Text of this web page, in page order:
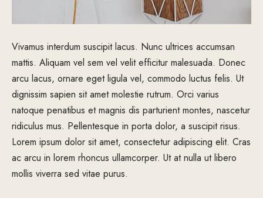
Vivamus interdum suscipit lacus. Nunc ultrices accumsan
mattis. Aliquam vel sem vel velit efficitur malesuada. Donec
arcu lacus, ornare eget ligula vel, commodo luctus felis. Ut
dignissim sapien sit amet molestie rutrum. Orci varius
natoque penatibus et magnis dis parturient montes, nascetur
ridiculus mus. Pellentesque in porta dolor, a suscipit risus.
Lorem ipsum dolor sit amet, consectetur adipiscing elit. Cras
ac arcu in lorem rhoncus ullamcorper. Ut at nulla ut libero
mollis viverra sed vitae purus.